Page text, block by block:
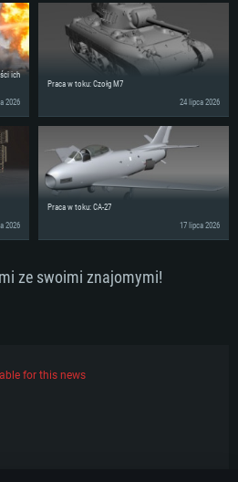
ich
2026
Praca w toku: Czołg M7
24 lipca 2026
2026
Praca w toku: CA-27
17 lipca 2026
ze swoimi znajomymi!
for this news